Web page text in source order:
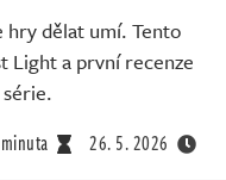
dělat umí. Tento
Light a první recenze
26. 5. 2026